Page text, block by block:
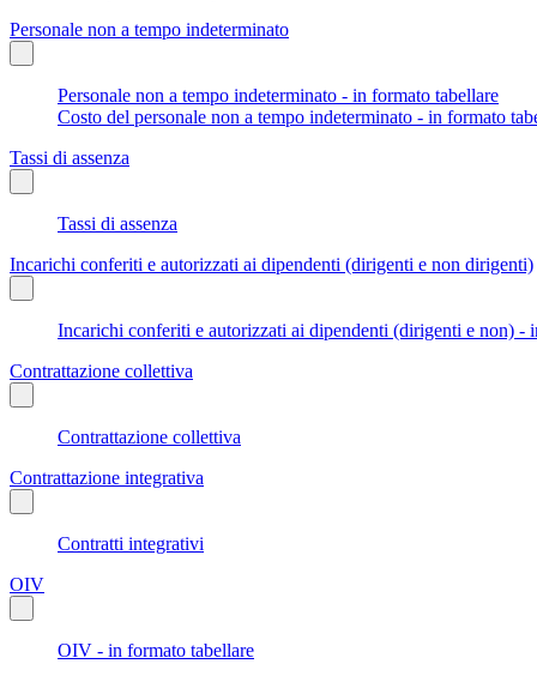
Personale non a tempo indeterminato
Personale non a tempo indeterminato - in formato tabellare
Costo del personale non a tempo indeterminato - in formato
Tassi di assenza
Tassi di assenza
Incarichi conferiti e autorizzati ai dipendenti (dirigenti e non dirigenti)
Incarichi conferiti e autorizzati ai dipendenti (dirigenti e non) -
Contrattazione collettiva
Contrattazione collettiva
Contrattazione integrativa
Contratti integrativi
OIV
OIV - in formato tabellare